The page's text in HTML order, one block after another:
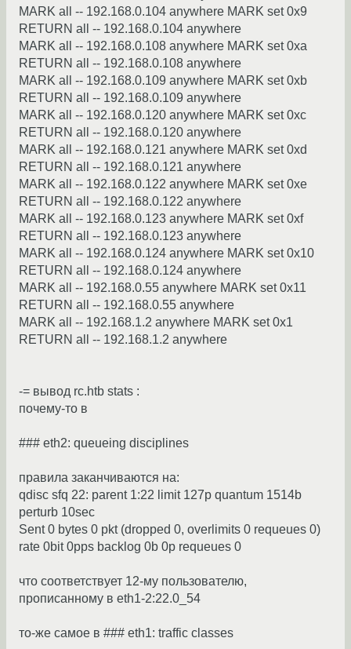
MARK all -- 192.168.0.104 anywhere MARK set 0x9
RETURN all -- 192.168.0.104 anywhere
MARK all -- 192.168.0.108 anywhere MARK set 0xa
RETURN all -- 192.168.0.108 anywhere
MARK all -- 192.168.0.109 anywhere MARK set 0xb
RETURN all -- 192.168.0.109 anywhere
MARK all -- 192.168.0.120 anywhere MARK set 0xc
RETURN all -- 192.168.0.120 anywhere
MARK all -- 192.168.0.121 anywhere MARK set 0xd
RETURN all -- 192.168.0.121 anywhere
MARK all -- 192.168.0.122 anywhere MARK set 0xe
RETURN all -- 192.168.0.122 anywhere
MARK all -- 192.168.0.123 anywhere MARK set 0xf
RETURN all -- 192.168.0.123 anywhere
MARK all -- 192.168.0.124 anywhere MARK set 0x10
RETURN all -- 192.168.0.124 anywhere
MARK all -- 192.168.0.55 anywhere MARK set 0x11
RETURN all -- 192.168.0.55 anywhere
MARK all -- 192.168.1.2 anywhere MARK set 0x1
RETURN all -- 192.168.1.2 anywhere
-= вывод rc.htb stats :
почему-то в
### eth2: queueing disciplines
правила заканчиваются на:
qdisc sfq 22: parent 1:22 limit 127p quantum 1514b
perturb 10sec
Sent 0 bytes 0 pkt (dropped 0, overlimits 0 requeues 0)
rate 0bit 0pps backlog 0b 0p requeues 0
что соответствует 12-му пользователю,
прописанному в eth1-2:22.0_54
то-же самое в ### eth1: traffic classes